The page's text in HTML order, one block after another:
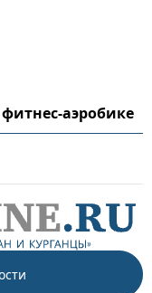
аэробике